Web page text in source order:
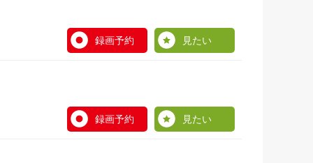
録画予約 見たい
録画予約 見たい